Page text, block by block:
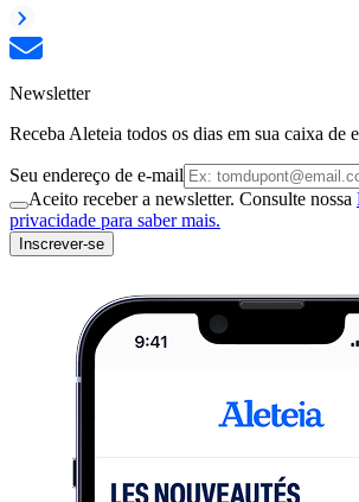
Newsletter
Receba Aleteia todos os dias em sua caixa de
Seu endereço de e-mail
Aceito receber a newsletter. Consulte nossa
privacidade para saber mais.
Inscrever-se